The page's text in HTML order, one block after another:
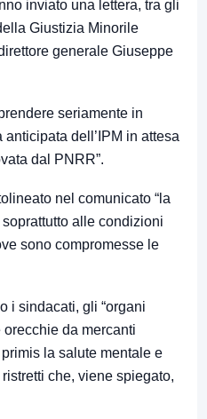
inviato una lettera, tra gli
Giustizia Minorile
generale Giuseppe
seriamente in
dell’IPM in attesa
dal PNRR”.
nel comunicato “la
alle condizioni
sono compromesse le
i sindacati, gli “organi
da mercanti
la salute mentale e
che, viene spiegato,